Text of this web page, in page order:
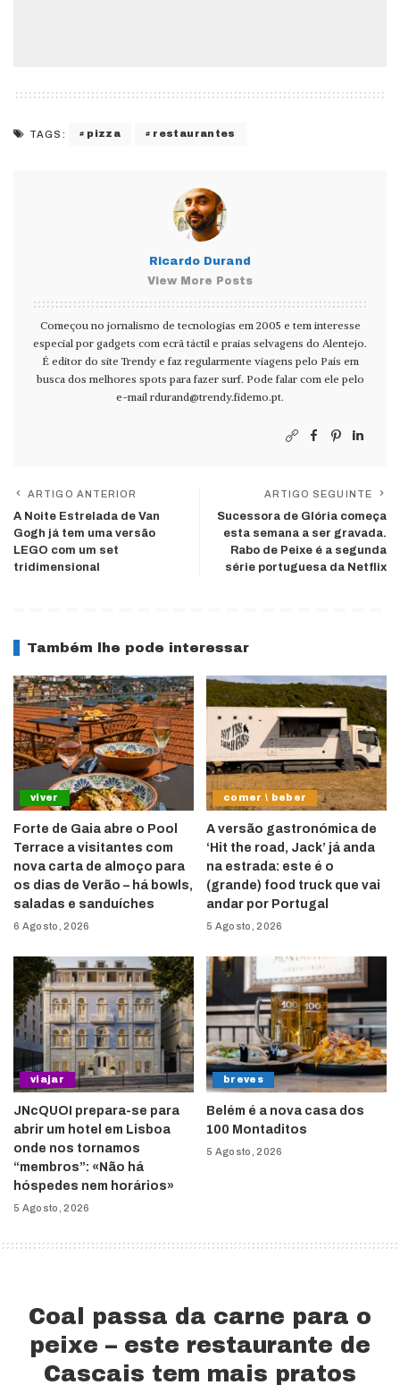
TAGS: pizza restaurantes
Ricardo Durand
View More Posts
Começou no jornalismo de tecnologias em 2005 e tem interesse
especial por gadgets com ecrã táctil e praias selvagens do Alentejo.
É editor do site Trendy e faz regularmente viagens pelo País em
busca dos melhores spots para fazer surf. Pode falar com ele pelo
e-mail rdurand@trendy.fidemo.pt.
ARTIGO ANTERIOR
A Noite Estrelada de Van
Gogh já tem uma versão
LEGO com um set
tridimensional
ARTIGO SEGUINTE
Sucessora de Glória começa
esta semana a ser gravada.
Rabo de Peixe é a segunda
série portuguesa da Netflix
Também lhe pode interessar
viver
Forte de Gaia abre o Pool
Terrace a visitantes com
nova carta de almoço para
os dias de Verão – há bowls,
saladas e sanduíches
6 Agosto, 2026
comer \ beber
A versão gastronómica de
‘Hit the road, Jack’ já anda
na estrada: este é o
(grande) food truck que vai
andar por Portugal
5 Agosto, 2026
viajar
JNcQUOI prepara-se para
abrir um hotel em Lisboa
onde nos tornamos
“membros”: «Não há
hóspedes nem horários»
5 Agosto, 2026
breves
Belém é a nova casa dos
100 Montaditos
5 Agosto, 2026
Coal passa da carne para o
peixe – este restaurante de
Cascais tem mais pratos